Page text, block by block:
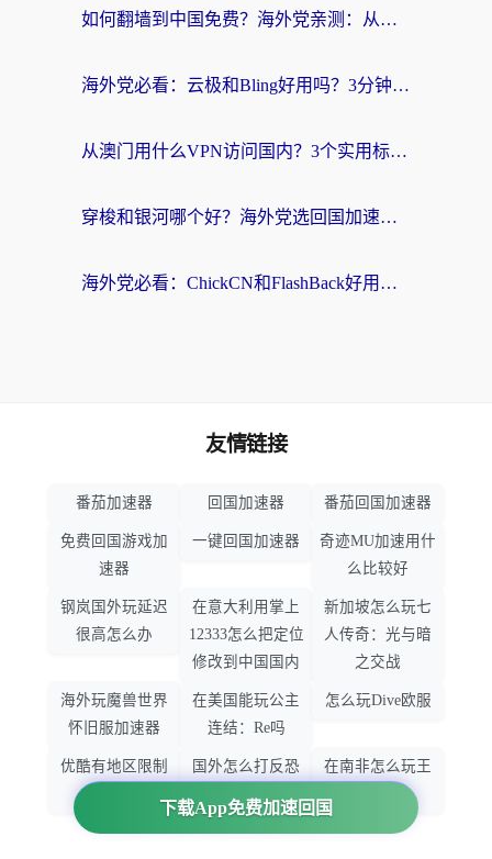
如何翻墙到中国免费？海外党亲测：从踩坑到选对加速器的全攻略
海外党必看：云极和Bling好用吗？3分钟教你选对回国加速器
从澳门用什么VPN访问国内？3个实用标准帮你避开坑，无缝刷剧听歌
穿梭和银河哪个好？海外党选回国加速器的避坑指南，附番茄加速器实测体验
海外党必看：ChickCN和FlashBack好用吗？3招教你选对回国加速器（附云极、HomeCN、斧牛vs艾果对比）
下载App免费加速回国
友情链接
番茄加速器 回国加速器 番茄回国加速器
免费回国游戏加
速器
一键回国加速器
奇迹MU加速用什
么比较好
钢岚国外玩延迟
很高怎么办
在意大利用掌上
12333怎么把定位
修改到中国国内
新加坡怎么玩七
人传奇：光与暗
之交战
海外玩魔兽世界
怀旧服加速器
在美国能玩公主
连结：Re吗
怎么玩Dive欧服
优酷有地区限制
国外怎么打反恐
精英：全球攻势
在南非怎么玩王